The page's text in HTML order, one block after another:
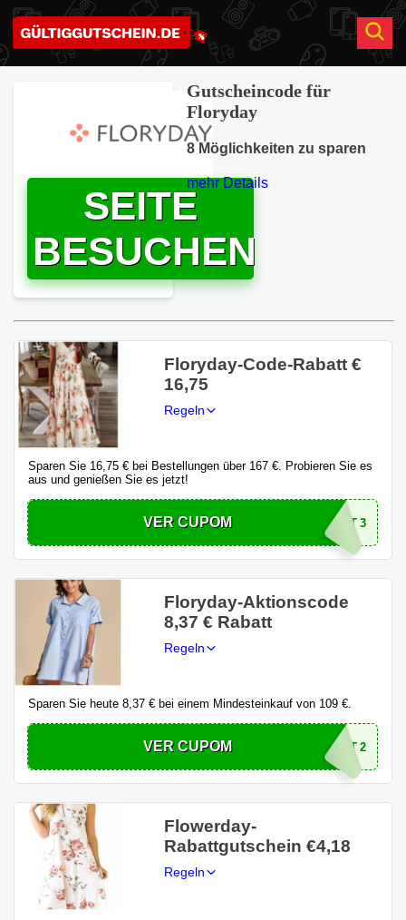
SEITE
BESUCHEN
Gutscheincode für
Floryday
8 Möglichkeiten zu sparen
mehr Details
Floryday-Code-Rabatt €
16,75
Regeln
Sparen Sie 16,75 € bei Bestellungen über 167 €. Probieren Sie es
aus und genießen Sie es jetzt!
VER CUPOM TRT3
Floryday-Aktionscode
8,37 € Rabatt
Regeln
Sparen Sie heute 8,37 € bei einem Mindesteinkauf von 109 €.
VER CUPOM TRT2
Flowerday-
Rabattgutschein €4,18
Regeln